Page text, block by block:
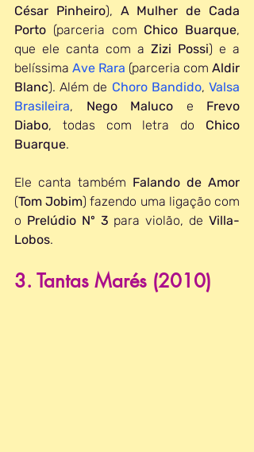
César Pinheiro), A Mulher de Cada
Porto (parceria com Chico Buarque,
que ele canta com a Zizi Possi) e a
belíssima Ave Rara (parceria com Aldir
Blanc). Além de Choro Bandido, Valsa
Brasileira, Nego Maluco e Frevo
Diabo, todas com letra do Chico
Buarque.
Ele canta também Falando de Amor
(Tom Jobim) fazendo uma ligação com
o Prelúdio Nº 3 para violão, de Villa-
Lobos.
3. Tantas Marés (2010)